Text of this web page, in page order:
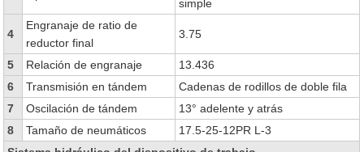
simple
4
Engranaje de ratio de
reductor final
3.75
5 Relación de engranaje
13.436
6
Transmisión en tándem
Cadenas de rodillos de doble fila
7
Oscilación de tándem
13° adelente y atrás
8
Tamaño de neumáticos
17.5-25-12PR L-3